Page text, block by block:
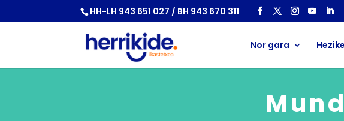
HH-LH 943 651 027 / BH 943 670 311
Nor gara